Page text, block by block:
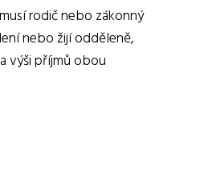
rodič nebo zákonný
nebo žijí odděleně,
výši příjmů obou